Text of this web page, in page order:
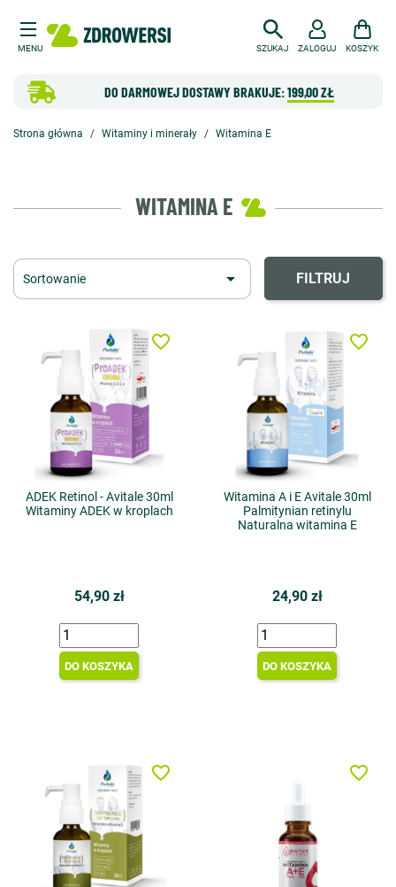
MENU SZUKAJ
DO DARMOWEJ DOSTAWY BRAKUJE:199,00 ZŁ
ZALOGUJ KOSZYK
Strona główna Witaminy i minerały Witamina E
WITAMINA E
Sortowanie  FILTRUJ
ADEK Retinol - Avitale 30ml
Witaminy ADEK w kroplach
54,90 zł
DO KOSZYKA
favorite_border
Witamina A i E Avitale 30ml
Palmitynian retinylu
Naturalna witamina E
24,90 zł
DO KOSZYKA
favorite_border
favorite_border favorite_border